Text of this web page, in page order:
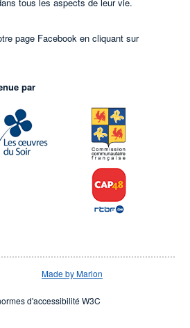
page Facebook en cliquant sur
par
Made by Marlon
d'accessibilité W3C